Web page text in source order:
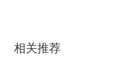
相关推荐